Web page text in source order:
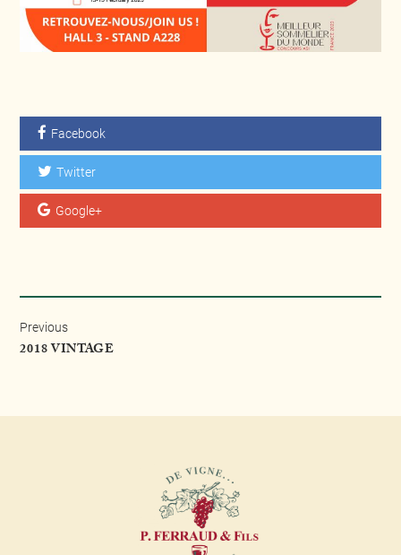
Facebook
Twitter
Google+
Previous
2018 VINTAGE